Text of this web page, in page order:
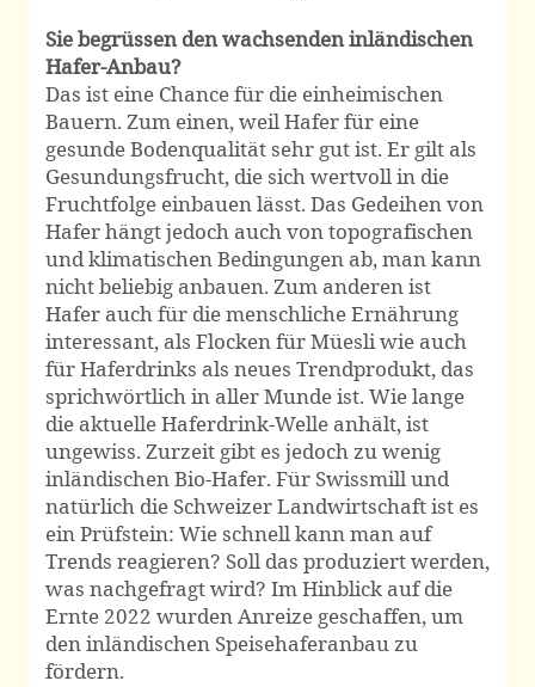
Sie begrüssen den wachsenden inländischen
Hafer-Anbau?
Das ist eine Chance für die einheimischen
Bauern. Zum einen, weil Hafer für eine
gesunde Boden­qualität sehr gut ist. Er gilt als
Gesundungs­frucht, die sich wertvoll in die
Frucht­folge einbauen lässt. Das Gedeihen von
Hafer hängt jedoch auch von topo­grafischen
und klima­tischen Bedingungen ab, man kann
nicht beliebig anbauen. Zum anderen ist
Hafer auch für die menschliche Ernährung
interessant, als Flocken für Müesli wie auch
für Hafer­drinks als neues Trend­produkt, das
sprich­wörtlich in aller Munde ist. Wie lange
die aktuelle Hafer­drink-Welle anhält, ist
ungewiss. Zurzeit gibt es jedoch zu wenig
inländischen Bio-Hafer. Für Swissmill und
natürlich die Schweizer Land­wirtschaft ist es
ein Prüfstein: Wie schnell kann man auf
Trends reagieren? Soll das produziert werden,
was nach­gefragt wird? Im Hinblick auf die
Ernte 2022 wurden Anreize geschaffen, um
den inländischen Speise­hafer­anbau zu
fördern.